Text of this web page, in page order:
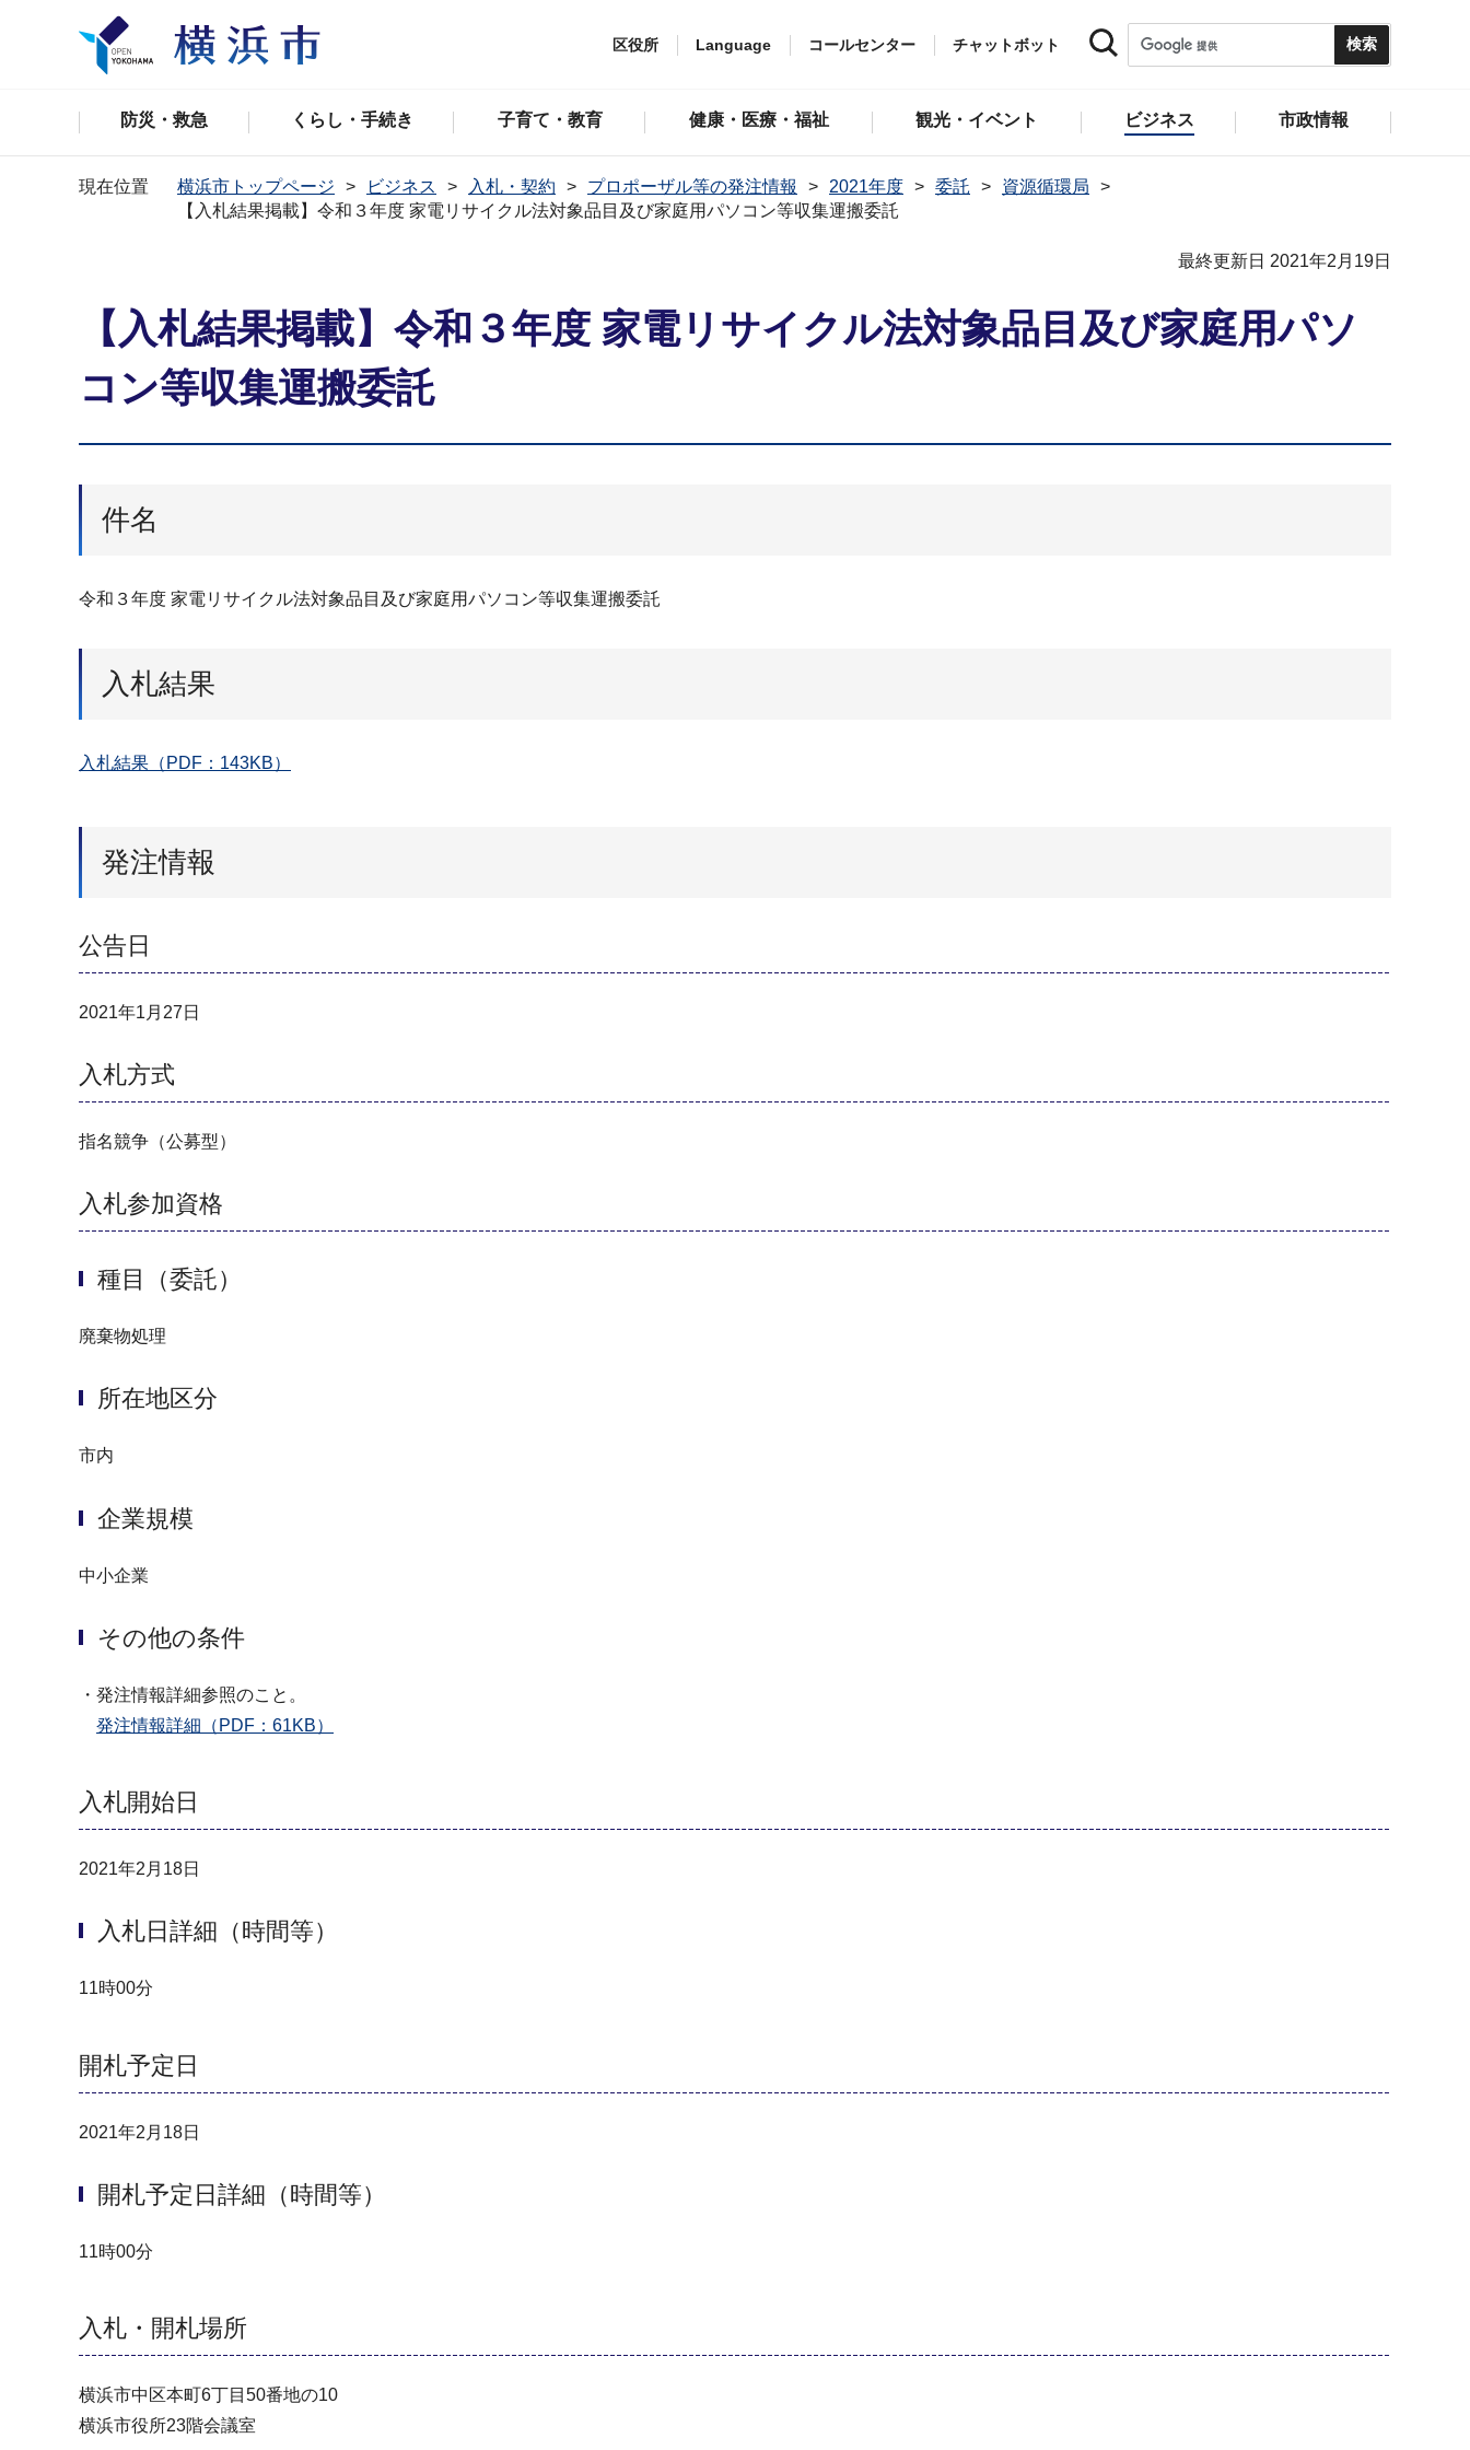
区役所 Language コールセンター チャットボット
防災・救急 くらし・手続き 子育て・教育 健康・医療・福祉 観光・イベント ビジネス 市政情報
現在位置 横浜市トップページ ビジネス 入札・契約 プロポーザル等の発注情報 2021年度 委託
資源循環局
【入札結果掲載】令和３年度 家電リサイクル法対象品目及び家庭用パソコン等収集運搬委託
最終更新日 2021年2月19日
【入札結果掲載】令和３年度 家電リサイクル法対象品目及び家庭用パソ
コン等収集運搬委託
件名
令和３年度 家電リサイクル法対象品目及び家庭用パソコン等収集運搬委託
入札結果
入札結果（PDF：143KB）
発注情報
公告日
2021年1月27日
入札方式
指名競争（公募型）
入札参加資格
種目（委託）
廃棄物処理
所在地区分
市内
企業規模
中小企業
その他の条件
・発注情報詳細参照のこと。
発注情報詳細（PDF：61KB）
入札開始日
2021年2月18日
入札日詳細（時間等）
11時00分
開札予定日
2021年2月18日
開札予定日詳細（時間等）
11時00分
入札・開札場所
横浜市中区本町6丁目50番地の10
横浜市役所23階会議室